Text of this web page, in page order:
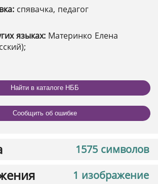
спявачка, педагог
языках: Материнко Елена
Найти в каталоге НББ
Сообщить об ошибке
1575 символов
1 изображение